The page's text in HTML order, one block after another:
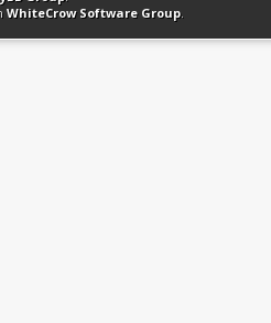
WhiteCrow Software Group.